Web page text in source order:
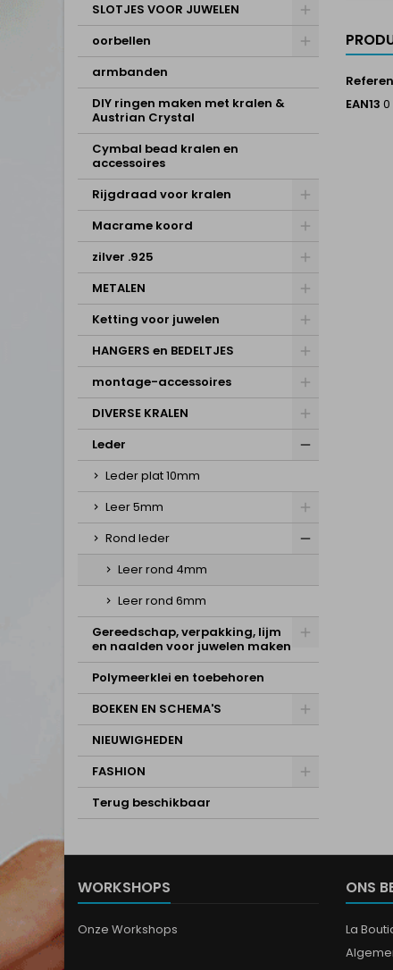
SLOTJES VOOR JUWELEN
oorbellen
armbanden
DIY ringen maken met kralen &
Austrian Crystal
Cymbal bead kralen en
accessoires
Rijgdraad voor kralen
Macrame koord
zilver .925
METALEN
Ketting voor juwelen
HANGERS en BEDELTJES
montage-accessoires
DIVERSE KRALEN
Leder
Leder plat 10mm
Leer 5mm
Rond leder
Leer rond 4mm
Leer rond 6mm
Gereedschap, verpakking, lijm
en naalden voor juwelen maken
Polymeerklei en toebehoren
BOEKEN EN SCHEMA'S
NIEUWIGHEDEN
FASHION
Terug beschikbaar
EAN13 0
WORKSHOPS
Onze Workshops
ONS
La